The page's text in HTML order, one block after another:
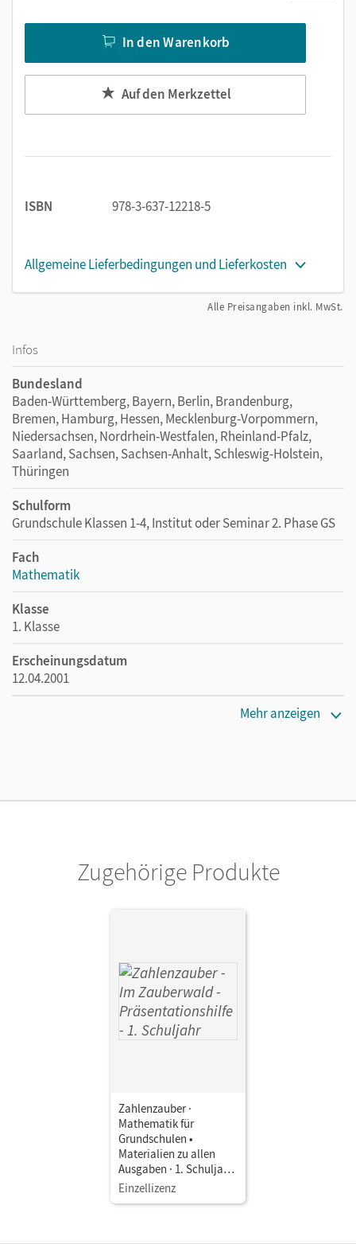
In den Warenkorb
Auf den Merkzettel
ISBN 978-3-637-12218-5
Allgemeine Lieferbedingungen und Lieferkosten
Alle Preisangaben inkl. MwSt.
Infos
Bundesland
Baden-Württemberg, Bayern, Berlin, Brandenburg,
Bremen, Hamburg, Hessen, Mecklenburg-Vorpommern,
Niedersachsen, Nordrhein-Westfalen, Rheinland-Pfalz,
Saarland, Sachsen, Sachsen-Anhalt, Schleswig-Holstein,
Thüringen
Schulform
Grundschule Klassen 1-4, Institut oder Seminar 2. Phase GS
Fach
Mathematik
Klasse
1. Klasse
Erscheinungsdatum
12.04.2001
Mehr anzeigen
Zugehörige Produkte
Zahlenzauber ·
Mathematik für
Grundschulen •
Materialien zu allen
Ausgaben · 1. Schuljahr
Im Zauberwald •
Einzellizenz